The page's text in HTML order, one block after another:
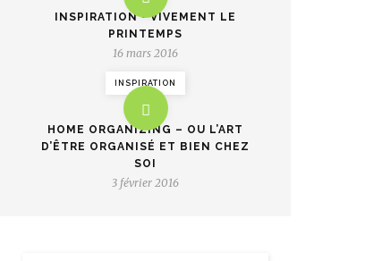
INSPIRATION • VIVEMENT LE
PRINTEMPS
16 mars 2016
INSPIRATION
HOME ORGANIZING – OU L’ART
D’ÊTRE ORGANISÉ ET BIEN CHEZ
SOI
3 février 2016